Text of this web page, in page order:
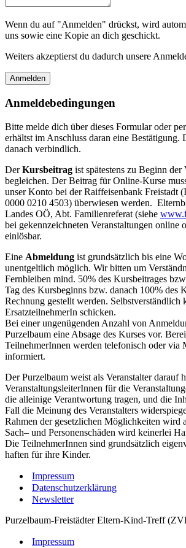
Wenn du auf "Anmelden" drückst, wird
uns sowie eine Kopie an dich geschickt.
Weiters akzeptierst du dadurch unsere
Anmeldebedingungen
Bitte melde dich über dieses Formular oder
erhältst im Anschluss daran eine Bestätigung.
danach verbindlich.
DerKursbeitrag ist spätestens zu Beginn der
begleichen. Der Beitrag für Online-Kurse
unser Konto bei der Raiffeisenbank Freistadt
0000 0210 4503) überwiesen werden.
Landes OÖ, Abt. Familienreferat (siehe
bei gekennzeichneten Veranstaltungen online
einlösbar.
Eine Abmeldung ist grundsätzlich bis eine
unentgeltlich möglich. Wir bitten um
Fernbleiben mind. 50% des Kursbeitrages
Tag des Kursbeginns bzw. danach 100% des
Rechnung gestellt werden. Selbstverständlich
ErsatzteilnehmerIn schicken.
Bei einer ungenügenden Anzahl von
Purzelbaum eine Absage des Kurses vor.
TeilnehmerInnen werden telefonisch oder via
informiert.
Der Purzelbaum weist als Veranstalter darauf
VeranstaltungsleiterInnen für die
die alleinige Verantwortung tragen, und die
Fall die Meinung des Veranstalters
Rahmen der gesetzlichen Möglichkeiten wird
Sach– und Personenschäden wird keinerlei
Die TeilnehmerInnen sind grundsätzlich
haften für ihre Kinder.
Impressum
Datenschutzerklärung
Newsletter
Purzelbaum-Freistädter Eltern-Kind-Treff
Impressum